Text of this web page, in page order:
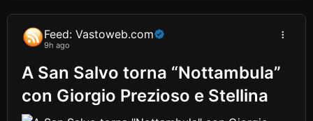
Feed: Vastoweb.com
9h ago
A San Salvo torna “Nottambula”
con Giorgio Prezioso e Stellina